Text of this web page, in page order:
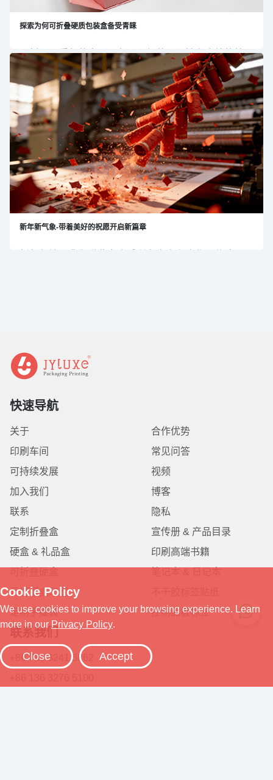
探索为何可折叠硬质包装盒备受青睐
可折叠硬质包装盒，具备易于组装、运输和仓储的特
点，以及坚固的材质和奢华的品质，广泛应用于服装、
珠宝、食品、化妆品、艺术品和品牌商务礼品等领域。
新年新气象-带着美好的祝愿开启新篇章
快速导航
关于
印刷车间
可持续发展
加入我们
联系
合作优势
常见问答
视频
博客
隐私
定制折叠盒
硬盒 & 礼品盒
瓦楞纸盒印刷
定制手提袋
宣传册 & 产品目录
印刷高端书籍
控制面板标签
联系我们
+86 755 8241 5862